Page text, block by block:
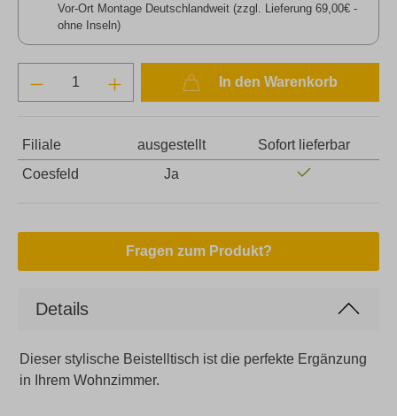
Vor-Ort Montage Deutschlandweit (zzgl. Lieferung 69,00€ -
ohne Inseln)
In den Warenkorb
Filiale ausgestellt
Sofort lieferbar
Coesfeld
Ja
Fragen zum Produkt?
Details
Dieser stylische Beistelltisch ist die perfekte Ergänzung
in Ihrem Wohnzimmer.